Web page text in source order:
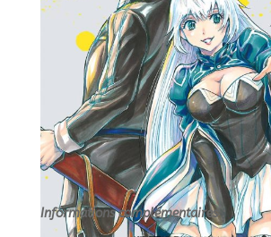
Informations complémentaires :